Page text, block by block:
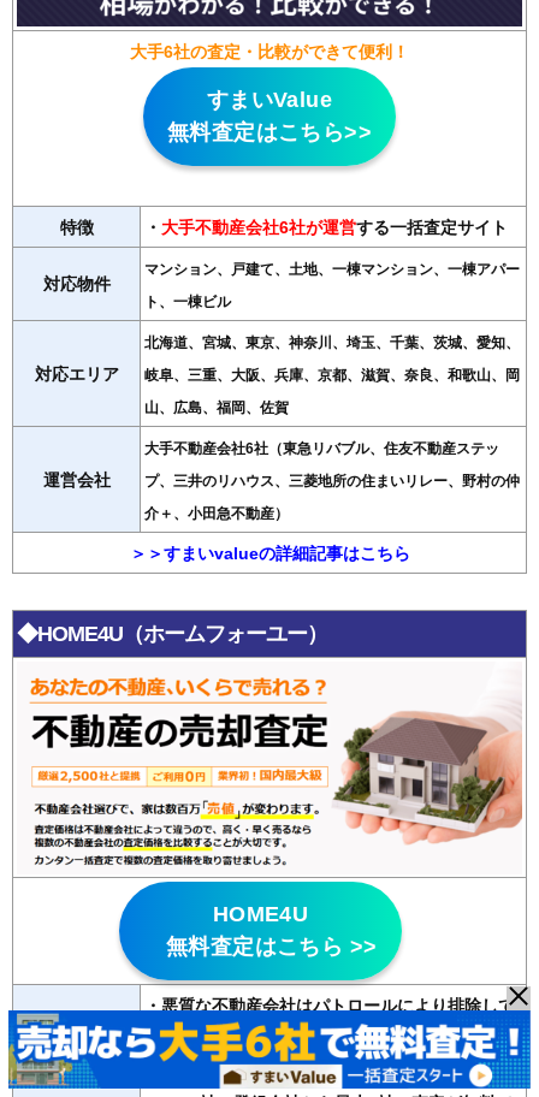
大手6社の査定・比較ができて便利！
すまいValue
無料査定はこちら>>
特徴 ・ 大手不動産会社6社が運営する一括査定サイト
対応物件
マンション、戸建て、土地、一棟マンション、一棟アパー
ト、一棟ビル
対応エリア
北海道、宮城、東京、神奈川、埼玉、千葉、茨城、愛知、
岐阜、三重、大阪、兵庫、京都、滋賀、奈良、和歌山、岡
山、広島、福岡、佐賀
運営会社
大手不動産会社6社（東急リバブル、住友不動産ステッ
プ、三井のリハウス、三菱地所の住まいリレー、野村の仲
介＋、小田急不動産）
＞＞すまいvalueの詳細記事はこちら
◆HOME4U（ホームフォーユー）
HOME4U
無料査定はこちら >>
特徴
・悪質な不動産会社はパトロールにより排除して
いる
20年以上の運営歴があり信頼性が高い